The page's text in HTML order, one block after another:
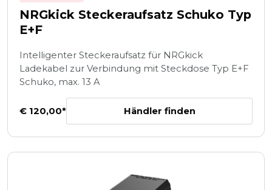
NRGkick Steckeraufsatz Schuko Typ
E+F
Intelligenter Steckeraufsatz für NRGkick
Ladekabel zur Verbindung mit Steckdose Typ E+F
Schuko, max. 13 A
€ 120,00* Händler finden